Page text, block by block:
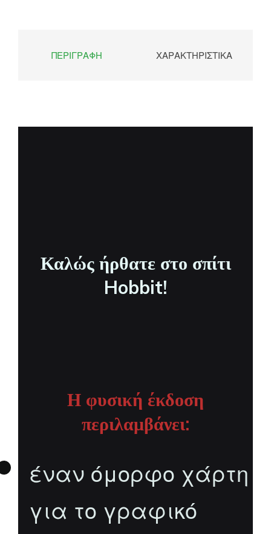
ΠΕΡΙΓΡΑΦΉ ΧΑΡΑΚΤΗΡΙΣΤΙΚΆ
Καλώς ήρθατε στο σπίτι
Hobbit!
Η φυσική έκδοση
περιλαμβάνει:
έναν όμορφο χάρτη
για το γραφικό